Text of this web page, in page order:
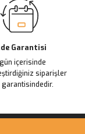
Garantisi
içerisinde
siparişler
garantisindedir.